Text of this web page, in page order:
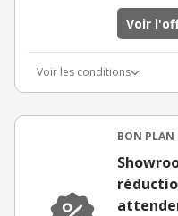
Voir
Voir les conditions
BON PLAN